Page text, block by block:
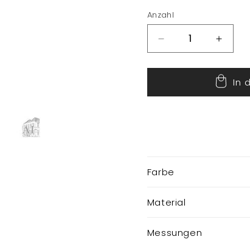
Anzahl
Verringere
die
Menge
Weihnachtsmann
Erhöhe
die
für In
Farbe
Material
Messungen